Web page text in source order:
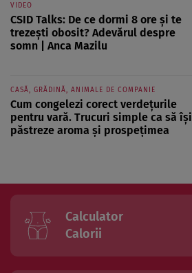
VIDEO
CSID Talks: De ce dormi 8 ore și te
trezești obosit? Adevărul despre
somn | Anca Mazilu
CASĂ, GRĂDINĂ, ANIMALE DE COMPANIE
Cum congelezi corect verdețurile
pentru vară. Trucuri simple ca să își
păstreze aroma și prospețimea
Calculator
Calorii